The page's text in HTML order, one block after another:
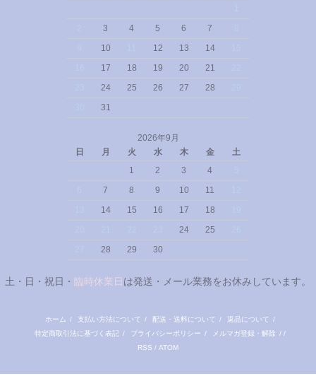
3 4 5 6 7
10 12 13 14
17 18 19 20 21
24 25 26 27 28
31
2026年9月
日
月 火 水 木 金
土
1
2 3 4
7 8 9 10 11
14 15 16 17 18
24 25
28 29 30
土・日・祝日・ 臨時休業日 は発送・メール業務をお休みしています。
ホーム / 支払い方法について / 配送・送料について / 返品について /
特定商取引法に基づく表記 / プライバシーポリシー / メルマガ登録・解除 / /
RSS / ATOM